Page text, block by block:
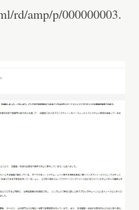
rd/amp/p/000000003.